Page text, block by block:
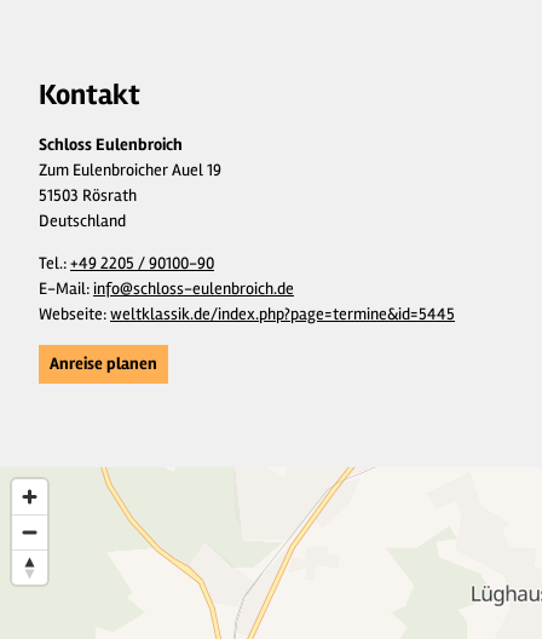
Kontakt
Schloss Eulenbroich
Zum Eulenbroicher Auel 19
51503 Rösrath
Deutschland
Tel.:+49 2205 / 90100-90
E-Mail:info@schloss-eulenbroich.de
Webseite:weltklassik.de/index.php?page=termine&id=5445
Anreise planen